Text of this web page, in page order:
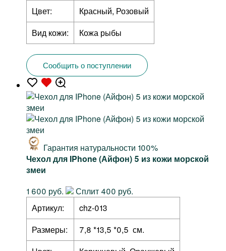
Цвет:
Красный, Розовый
Вид кожи:
Кожа рыбы
Сообщить о поступлении
Гарантия натуральности 100%
Чехол для IPhone (Айфон) 5 из кожи морской
змеи
1 600 руб.
Сплит 400 руб.
Артикул:
chz-013
Размеры:
7,8 *13,5 *0,5 см.